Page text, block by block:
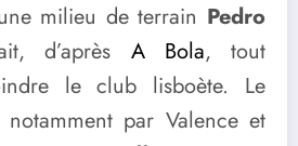
milieu de terrain Pedro
d’après A Bola, tout
le club lisboète. Le
notamment par Valence et